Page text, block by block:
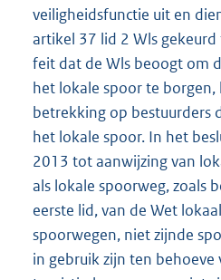
veiligheidsfunctie uit en
artikel 37 lid 2 Wls
feit dat de Wls beoogt om
het lokale spoor te
betrekking op bestuurders
het lokale spoor. In het
2013 tot aanwijzing van
als lokale spoorweg, zoals
eerste lid, van de Wet
spoorwegen, niet zijnde
in gebruik zijn ten